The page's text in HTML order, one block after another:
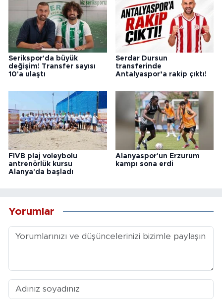
Serikspor'da büyük
değişim! Transfer sayısı
10'a ulaştı
Serdar Dursun
transferinde
Antalyaspor’a rakip çıktı!
FIVB plaj voleybolu
antrenörlük kursu
Alanya'da başladı
Alanyaspor'un Erzurum
kampı sona erdi
Yorumlar